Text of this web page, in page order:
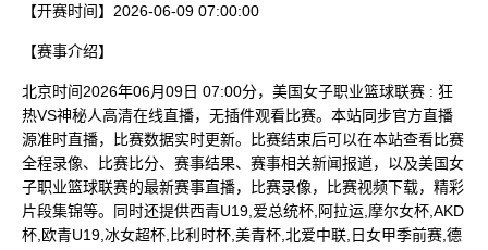
【开赛时间】 2026-06-09 07:00:00
【赛事介绍】
北京时间2026年06月09日 07:00分，美国女子职业篮球联赛 : 狂
热VS神秘人高清在线直播，无插件观看比赛。本站同步官方直播
源准时直播，比赛数据实时更新。比赛结束后可以在本站查看比赛
全程录像、比赛比分、赛事结果、赛事相关新闻报道，以及美国女
子职业篮球联赛的最新赛事直播，比赛录像，比赛视频下载，精彩
片段集锦等。同时还提供西青U19,爱总统杯,阿拉运,摩尔女杯,AKD
杯,欧青U19,冰女超杯,比利时杯,美青杯,北爱中联,日女甲季前赛,德